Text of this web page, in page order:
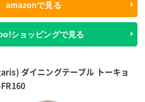
amazonで見る
ショッピングで見る
ダイニングテーブル トーキョ